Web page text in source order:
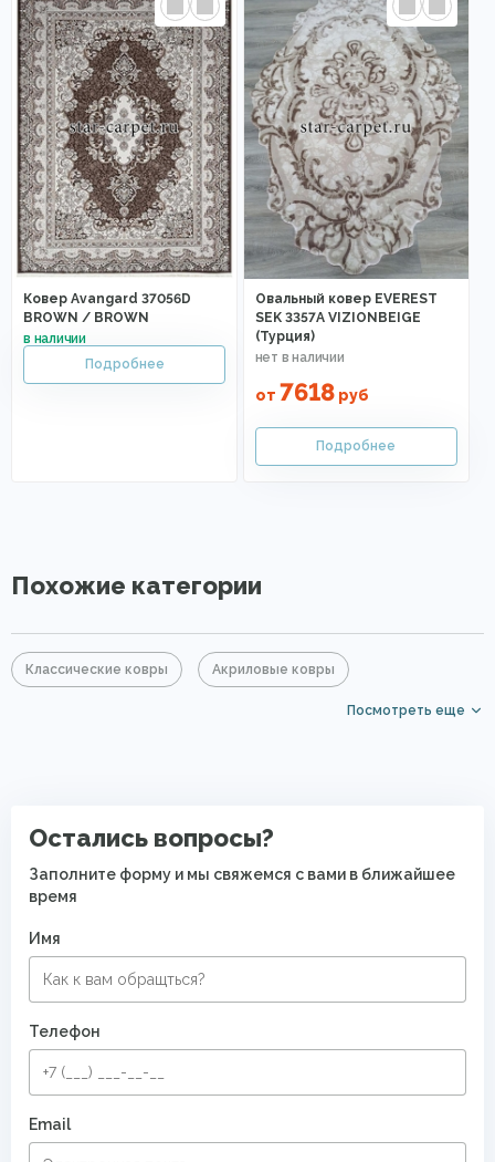
Ковер Avangard 37056D
BROWN / BROWN
Овальный ковер EVEREST
SEK 3357A VIZIONBEIGE
(Турция)
от 7618руб
Похожие категории
Классические ковры Акриловые ковры
Посмотреть еще
Остались вопросы?
Заполните форму и мы свяжемся с вами в ближайшее
время
Имя
Телефон
Email